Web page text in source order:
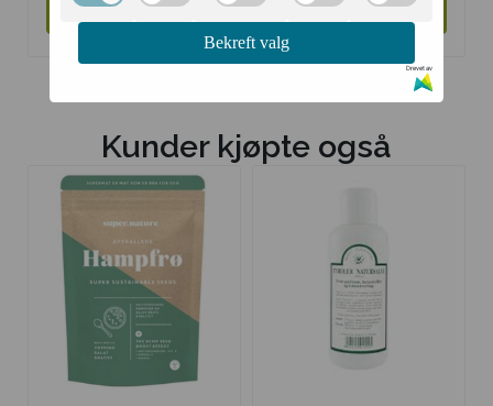
Kjøp Kjøp
Kunder kjøpte også
Bekreft valg
Drevet av